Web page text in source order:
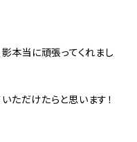
本当に頑張ってくれまし
ただけたらと思います！